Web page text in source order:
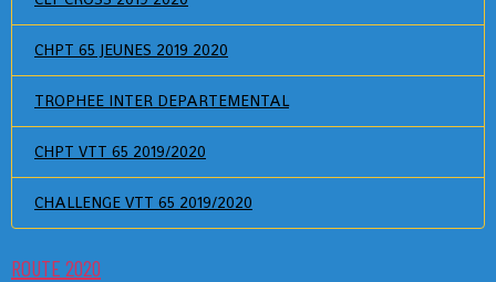
CHPT 65 JEUNES 2019 2020
TROPHEE INTER DEPARTEMENTAL
CHPT VTT 65 2019/2020
CHALLENGE VTT 65 2019/2020
ROUTE 2020